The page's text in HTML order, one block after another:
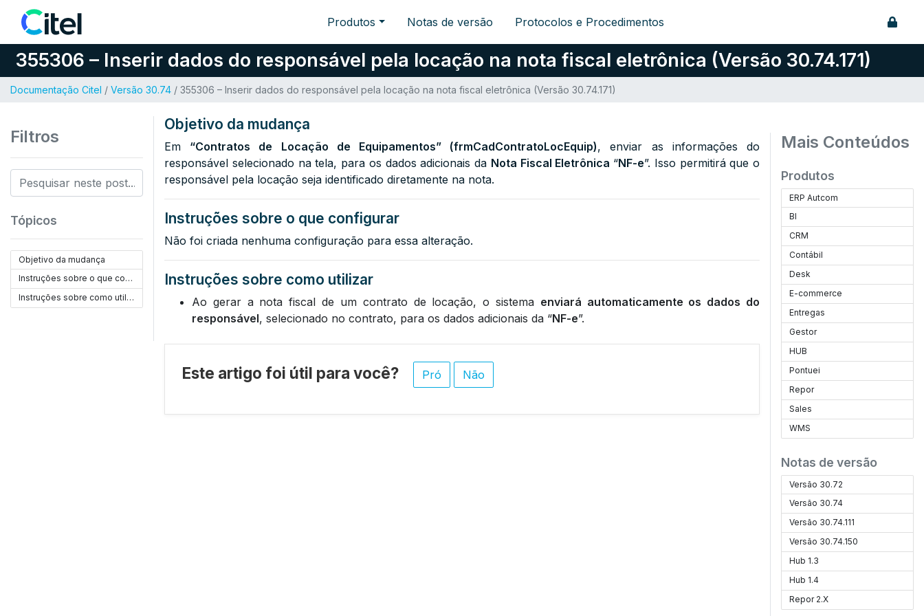
Pular para o conteúdo Produtos Notas de versão Protocolos e Procedimentos
355306 – Inserir dados do responsável pela locação na nota fiscal eletrônica (Versão 30.74.171)
Documentação Citel / Versão 30.74 / 355306 – Inserir dados do responsável pela locação na nota fiscal eletrônica (Versão 30.74.171)
Filtros
Tópicos
Objetivo da mudança
Instruções sobre o que configurar
Instruções sobre como utilizar
Objetivo da mudança
Em “Contratos de Locação de Equipamentos” (frmCadContratoLocEquip), enviar as informações do
responsável selecionado na tela, para os dados adicionais da Nota Fiscal Eletrônica “NF-e”. Isso permitirá que o
responsável pela locação seja identificado diretamente na nota.
Instruções sobre o que configurar
Não foi criada nenhuma configuração para essa alteração.
Instruções sobre como utilizar
Ao gerar a nota fiscal de um contrato de locação, o sistema enviará automaticamente os dados do
responsável, selecionado no contrato, para os dados adicionais da “NF-e”.
Este artigo foi útil para você? Pró Não
Mais Conteúdos
Produtos
ERP Autcom
BI
CRM
Contábil
Desk
E-commerce
Entregas
Gestor
HUB
Pontuei
Repor
Sales
WMS
Notas de versão
Versão 30.72
Versão 30.74
Versão 30.74.111
Versão 30.74.150
Hub 1.3
Hub 1.4
Repor 2.X